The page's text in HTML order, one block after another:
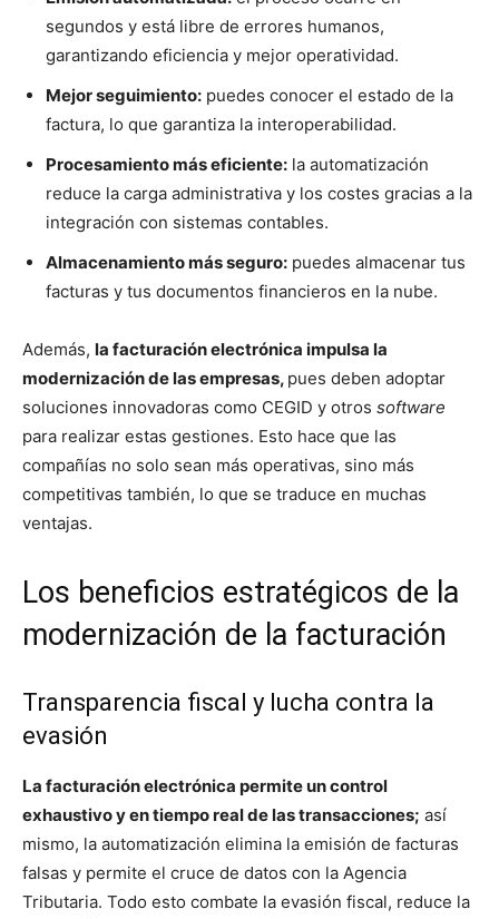
segundos y está libre de errores humanos,
garantizando eficiencia y mejor operatividad.
Mejor seguimiento: puedes conocer el estado de la
factura, lo que garantiza la interoperabilidad.
Procesamiento más eficiente: la automatización
reduce la carga administrativa y los costes gracias a la
integración con sistemas contables.
Almacenamiento más seguro: puedes almacenar tus
facturas y tus documentos financieros en la nube.
Además, la facturación electrónica impulsa la
modernización de las empresas, pues deben adoptar
soluciones innovadoras como CEGID y otros software
para realizar estas gestiones. Esto hace que las
compañías no solo sean más operativas, sino más
competitivas también, lo que se traduce en muchas
ventajas.
Los beneficios estratégicos de la
modernización de la facturación
Transparencia fiscal y lucha contra la
evasión
La facturación electrónica permite un control
exhaustivo y en tiempo real de las transacciones; así
mismo, la automatización elimina la emisión de facturas
falsas y permite el cruce de datos con la Agencia
Tributaria. Todo esto combate la evasión fiscal, reduce la